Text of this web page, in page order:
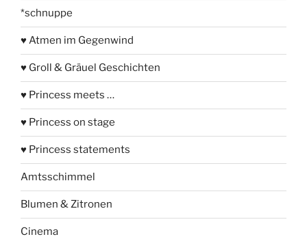
*schnuppe
♥ Atmen im Gegenwind
♥ Groll & Gräuel Geschichten
♥ Princess meets …
♥ Princess on stage
♥ Princess statements
Amtsschimmel
Blumen & Zitronen
Cinema